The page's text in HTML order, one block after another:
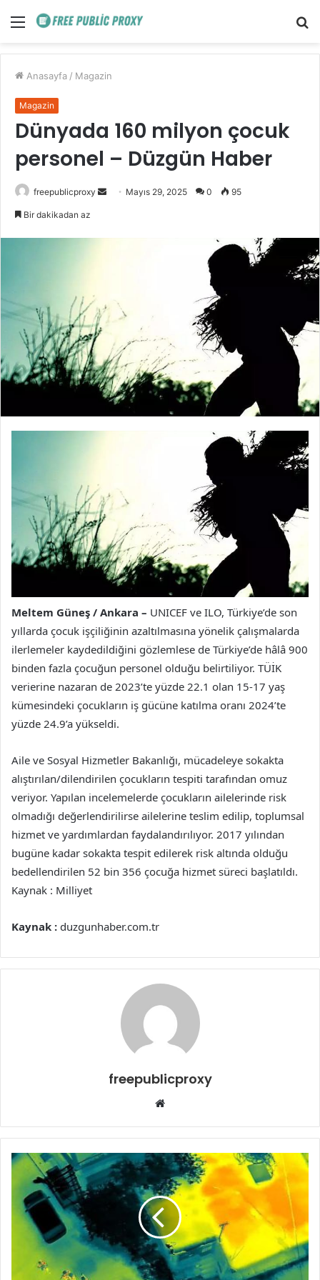
Menü
Anasayfa / Magazin
Magazin
Dünyada 160 milyon çocuk
personel – Düzgün Haber
freepublicproxy
Bir
Mayıs 29, 2025 0 95
Bir dakikadan az
Meltem Güneş / Ankara – UNICEF ve ILO, Türkiye’de son
yıllarda çocuk işçiliğinin azaltılmasına yönelik çalışmalarda
ilerlemeler kaydedildiğini gözlemlese de Türkiye’de hâlâ 900
binden fazla çocuğun personel olduğu belirtiliyor. TÜİK
verierine nazaran de 2023’te yüzde 22.1 olan 15-17 yaş
kümesindeki çocukların iş gücüne katılma oranı 2024’te
yüzde 24.9’a yükseldi.
Aile ve Sosyal Hizmetler Bakanlığı, mücadeleye sokakta
alıştırılan/dilendirilen çocukların tespiti tarafından omuz
veriyor. Yapılan incelemelerde çocukların ailelerinde risk
olmadığı değerlendirilirse ailelerine teslim edilip, toplumsal
hizmet ve yardımlardan faydalandırılıyor. 2017 yılından
bugüne kadar sokakta tespit edilerek risk altında olduğu
bedellendirilen 52 bin 356 çocuğa hizmet süreci başlatıldı.
Kaynak : Milliyet
Kaynak : duzgunhaber.com.tr
freepublicproxy
Web